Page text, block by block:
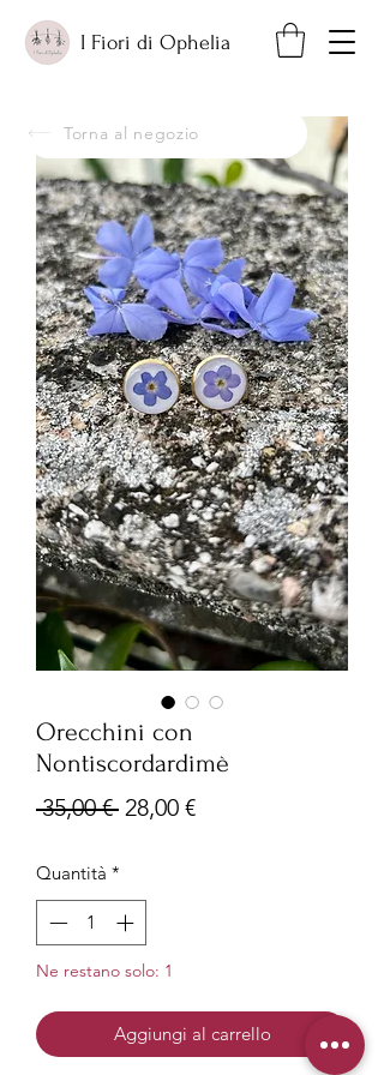
I Fiori di Ophelia
Orecchini con
Nontiscordardimè
35,00 € Prezzo
28,00 €Prezzo
Quantità *
Ne restano solo: 1
Aggiungi al carrello
Torna al negozio